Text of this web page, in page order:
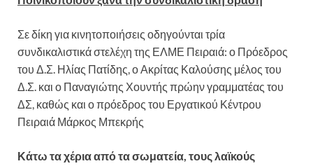
Σε δίκη για κινητοποιήσεις οδηγούνται τρία
συνδικαλιστικά στελέχη της ΕΛΜΕ Πειραιά: ο Πρόεδρος
του Δ.Σ. Ηλίας Πατίδης, ο Ακρίτας Καλούσης μέλος του
Δ.Σ. και ο Παναγιώτης Χουντής πρώην γραμματέας του
ΔΣ, καθώς και ο πρόεδρος του Εργατικού Κέντρου
Πειραιά Μάρκος Μπεκρής
Κάτω τα χέρια από τα σωματεία, τους λαϊκούς